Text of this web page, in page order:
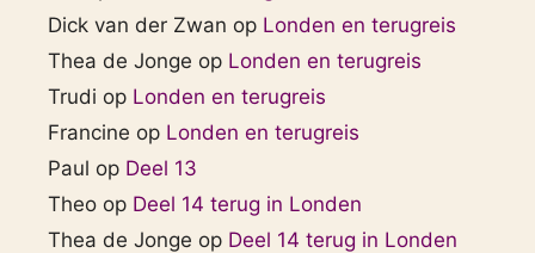
Dick van der Zwan op Londen en terugreis
Thea de Jonge op Londen en terugreis
Trudi op Londen en terugreis
Francine op Londen en terugreis
Paul op Deel 13
Theo op Deel 14 terug in Londen
Thea de Jonge op Deel 14 terug in Londen